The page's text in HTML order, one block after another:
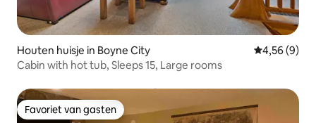
Houten huisje in Boyne City Gemiddelde
4,56 (9)
Cabin with hot tub, Sleeps 15, Large rooms
Favoriet van gasten
Favoriet van gasten